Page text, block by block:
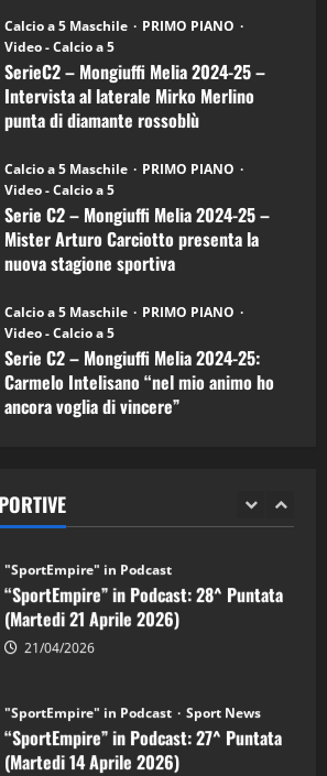
6)
–
Intervista
a
mister
Arturo
Carciotto
(Mongiuffi
Calcio a 5 Maschile
PRIMO PIANO
Video - Calcio a 5
SerieC2 – Mongiuffi Melia 2024-25 –
Intervista al laterale Mirko Merlino
punta di diamante rossoblù
Calcio a 5 Maschile
PRIMO PIANO
Video - Calcio a 5
Serie C2 – Mongiuffi Melia 2024-25 –
Mister Arturo Carciotto presenta la
nuova stagione sportiva
Calcio a 5 Maschile
PRIMO PIANO
Video - Calcio a 5
Serie C2 – Mongiuffi Melia 2024-25:
Carmelo Intelisano “nel mio animo ho
ancora voglia di vincere”
“SportEmpire” in Podcast: 27^ Puntata
(Martedi 14 Aprile 2026)
15/04/2026
“SportEmpire” in Podcast: 26^ Puntata
(Martedi 07 Aprile 2026)
08/04/2026
“SportEmpire” in Podcast: 30^ Puntata
(Martedi 05 Maggio 2026)
08/05/2026
28/04/2026
"SportEmpire" in Podcast
“SportEmpire” in Podcast: 28^ Puntata
(Martedi 21 Aprile 2026)
21/04/2026
"SportEmpire" in Podcast Sport News
“SportEmpire” in Podcast: 27^ Puntata
(Martedi 14 Aprile 2026)